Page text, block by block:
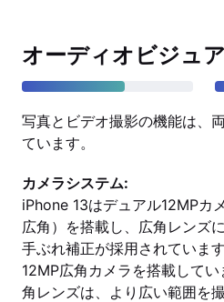
オーディオビジュ
写真とビデオ撮影の機能は、
ています。
カメラシステム:
iPhone 13はデュアル12MPカ
広角）を搭載し、広角レンズ
手ぶれ補正が採用されていま
12MP広角カメラを搭載して
角レンズは、より広い範囲を